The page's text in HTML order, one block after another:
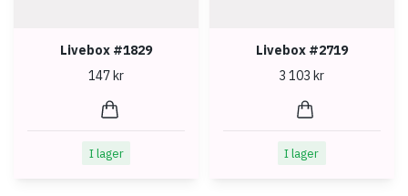
Livebox #1829
147 kr
I lager
Livebox #2719
3 103 kr
I lager